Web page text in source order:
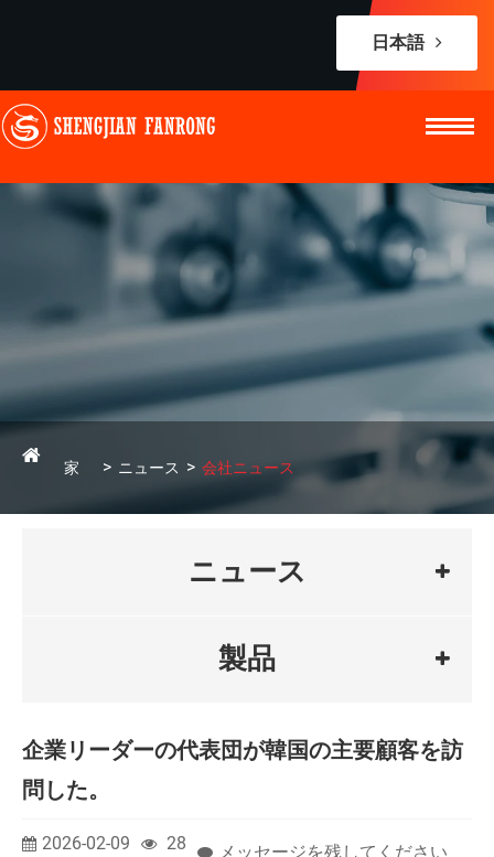
日本語
家 ニュース 会社ニュース
ニュース
製品
企業リーダーの代表団が韓国の主要顧客を訪
問した。
2026-02-09 28 メッセージを残してください